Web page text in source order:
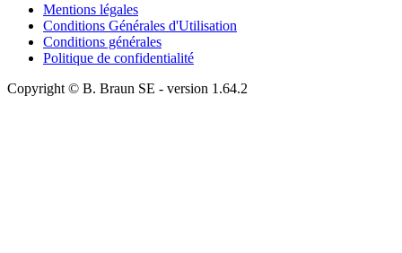
Mentions légales
Conditions Générales d'Utilisation
Conditions générales
Politique de confidentialité
Copyright © B. Braun SE - version 1.64.2